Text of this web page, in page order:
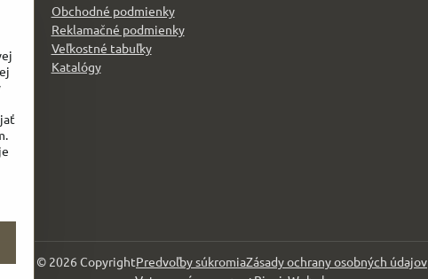
Obchodné podmienky
Reklamačné podmienky
Veľkostné tabuľky
Katalógy
© 2026 CopyrightPredvoľby súkromiaZásady ochrany osobných údajov